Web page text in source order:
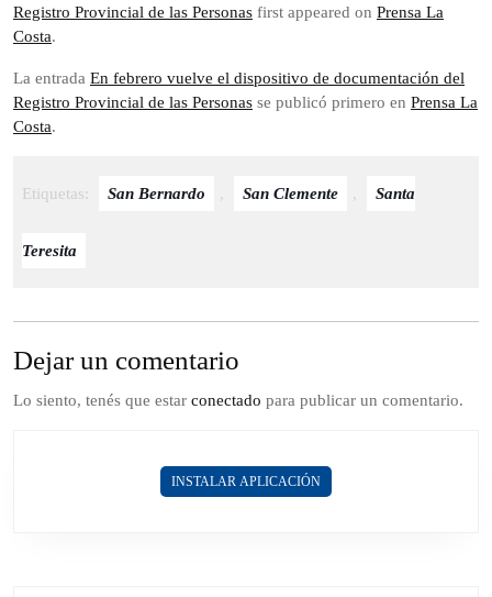
Registro Provincial de las Personas first appeared on Prensa La
Costa.
La entrada En febrero vuelve el dispositivo de documentación del
Registro Provincial de las Personas se publicó primero en Prensa La
Costa.
Etiquetas: San Bernardo , San Clemente , Santa
Teresita
Dejar un comentario
Lo siento, tenés que estar conectado para publicar un comentario.
INSTALAR APLICACIÓN